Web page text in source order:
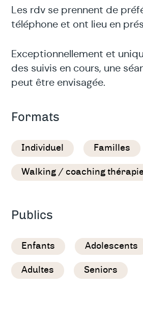
Les rdv se prennent de
téléphone et ont lieu en
Exceptionnellement et
des suivis en cours, une
peut être envisagée.
Formats
Individuel Familles
Walking / coaching thérapie
Publics
Enfants Adolescents
Adultes Seniors